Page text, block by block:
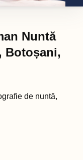
Nuntă
Botoșani,
de nuntă,